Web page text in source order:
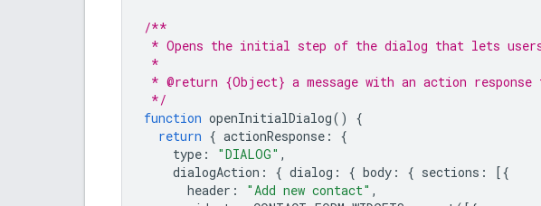
/**
* Opens the initial step of the dialog that lets
*
* @return {Object} a message with an action
*/
function openInitialDialog()
{
return { actionResponse :
{
type : "DIALOG" ,
dialogAction : { dialog : { body : { sections :
[{
header : "Add new contact" ,